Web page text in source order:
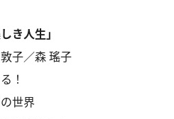
き人生」
子／森 瑤子
！
世界